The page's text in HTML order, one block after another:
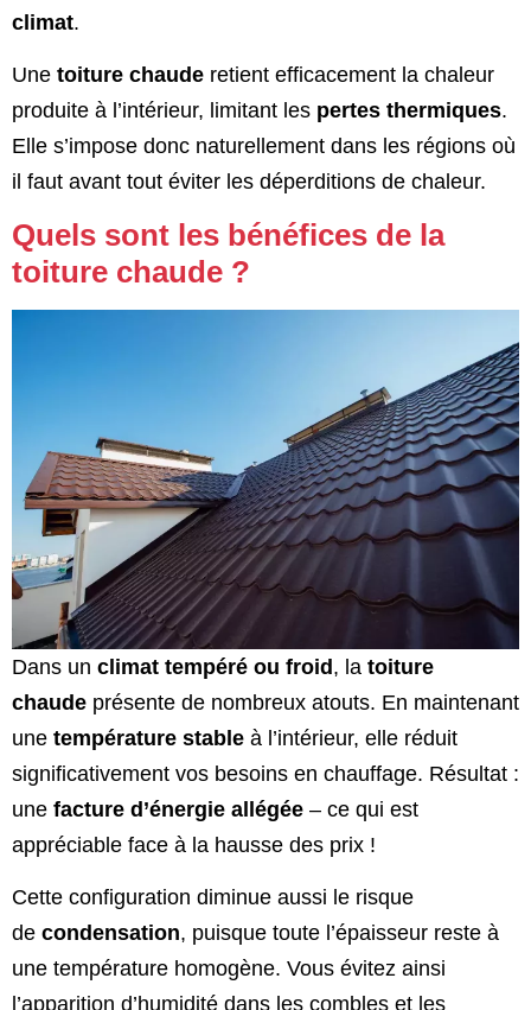
climat.
Une toiture chaude retient efficacement la chaleur
produite à l’intérieur, limitant les pertes thermiques.
Elle s’impose donc naturellement dans les régions où
il faut avant tout éviter les déperditions de chaleur.
Quels sont les bénéfices de la
toiture chaude ?
Dans un climat tempéré ou froid, la toiture
chaude présente de nombreux atouts. En maintenant
une température stable à l’intérieur, elle réduit
significativement vos besoins en chauffage. Résultat :
une facture d’énergie allégée – ce qui est
appréciable face à la hausse des prix !
Cette configuration diminue aussi le risque
de condensation, puisque toute l’épaisseur reste à
une température homogène. Vous évitez ainsi
l’apparition d’humidité dans les combles et les